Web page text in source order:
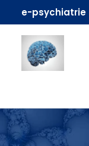
e-psychiatrie